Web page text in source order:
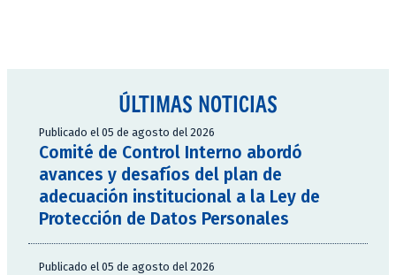
ÚLTIMAS NOTICIAS
Publicado el 05 de agosto del 2026
Comité de Control Interno abordó
avances y desafíos del plan de
adecuación institucional a la Ley de
Protección de Datos Personales
Publicado el 05 de agosto del 2026